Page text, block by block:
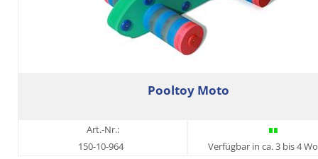
Pooltoy Moto
Art.-Nr.:
150-10-964
Verfügbar in ca. 3 bis 4